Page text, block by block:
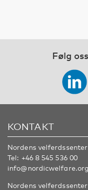
Følg
KONTAKT
Nordens
Tel: +46 8 545 536 00
info@nordicwelfare.org
Nordens